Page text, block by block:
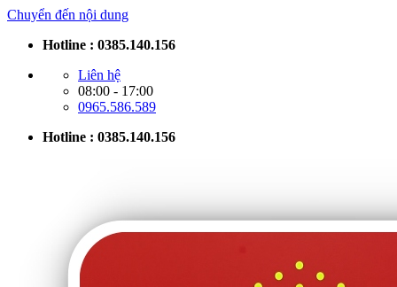
Chuyển đến nội dung
Hotline : 0385.140.156
Liên hệ
08:00 - 17:00
0965.586.589
Hotline : 0385.140.156